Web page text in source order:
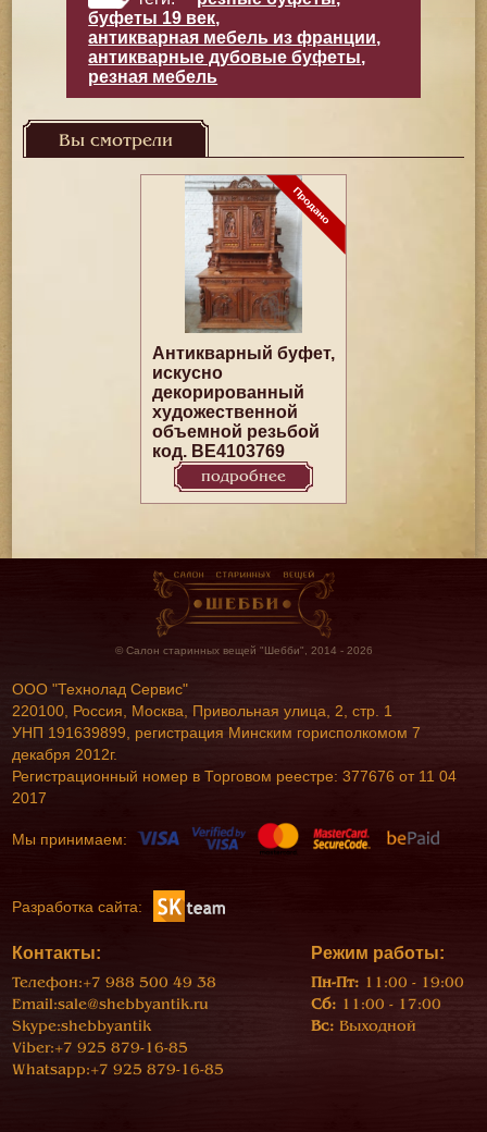
буфеты 19 век,
антикварная мебель из франции,
антикварные дубовые буфеты,
резная мебель
Вы смотрели
Антикварный буфет,
искусно
декорированный
художественной
объемной резьбой
код. BE4103769
подробнее
© Салон старинных вещей "Шебби", 2014 - 2026
ООО "Технолад Сервис"
220100, Россия, Москва, Привольная улица, 2, стр. 1
УНП 191639899, регистрация Минским горисполкомом 7
декабря 2012г.
Регистрационный номер в Торговом реестре: 377676 от 11 04
2017
Мы принимаем:
Разработка сайта:
Контакты:
Телефон:+7 988 500 49 38
Email:sale@shebbyantik.ru
Skype:shebbyantik
Viber:+7 925 879-16-85
Whatsapp:+7 925 879-16-85
Режим работы:
Пн-Пт: 11:00 - 19:00
Сб: 11:00 - 17:00
Вс: Выходной